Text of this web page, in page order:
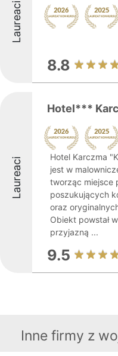
Laureaci
8.8
Laureaci
Hotel***
Hotel Karczma
jest w
tworząc miejsce
poszukujących
oraz
Obiekt powstał
przyjazną ...
9.5
Inne firmy z